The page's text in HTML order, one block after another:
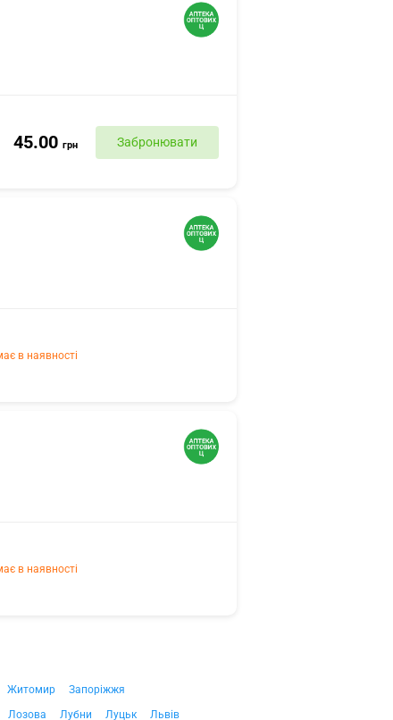
45.00 грн Забронювати
в наявності
в наявності
Житомир
Запоріжжя
Лозова Лубни Луцьк
Львів